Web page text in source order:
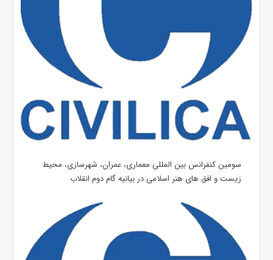
سومین کنفرانس بین المللی معماری، عمران، شهرسازی، محیط
زیست و افق های هنر اسلامی در بیانیه گام دوم انقلاب